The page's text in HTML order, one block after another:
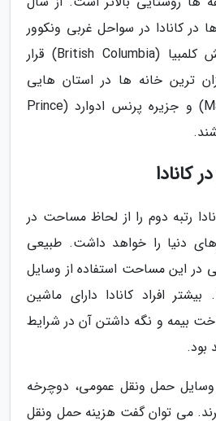
ها در کانادا در سواحل غربی ونکوور
(Vancouver) و بریتیش کلمبیا (British Columbia) قرار
ترین خانه ها در استان هایی
مانند منیتوبا (Manitoba) و جزیره پرنس ادوارد (Prince
کانادا
رتبه دوم را از لحاظ مساحت در
دنیا را خواهد داشت. طبیعی
در این مساحت استفاده از وسایل
بیشتر افراد کانادا دارای ماشین
بیمه و نگه داشتن آن در شرایط
بود.
وسایل حمل ونقل عمومی، دوچرخه
می توان گفت هزینه حمل ونقل